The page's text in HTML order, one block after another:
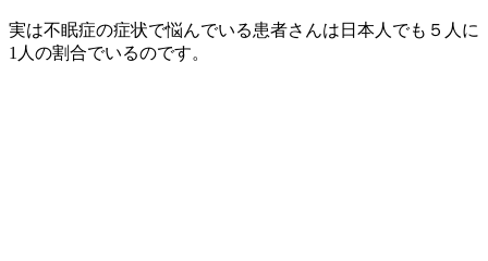
実は不眠症の症状で悩んでいる患者さんは日本人でも５人に
1人の割合でいるのです。